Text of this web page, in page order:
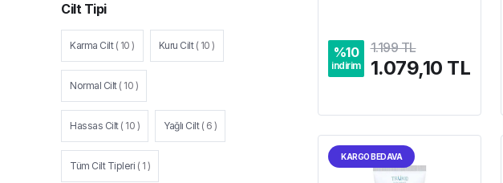
Cilt Tipi
Karma Cilt ( 10 ) Kuru Cilt ( 10 )
Normal Cilt ( 10 )
Hassas Cilt ( 10 ) Yağlı Cilt ( 6 )
Tüm Cilt Tipleri ( 1 )
%10
indirim
1.199 TL
1.079,10 TL
KARGO BEDAVA